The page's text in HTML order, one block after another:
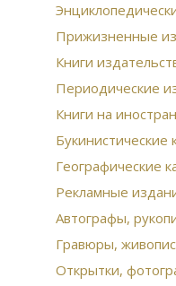
Прижизненные
Книги
Периодические
Книги на
Букинистические
Географические
Рекламные
Автографы,
Гравюры,
Открытки,